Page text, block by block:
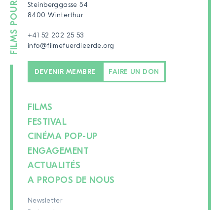
Steinberggasse 54
8400 Winterthur
+41 52 202 25 53
info@filmefuerdieerde.org
DEVENIR MEMBRE FAIRE UN DON
FILMS
FESTIVAL
CINÉMA POP-UP
ENGAGEMENT
ACTUALITÉS
A PROPOS DE NOUS
Newsletter